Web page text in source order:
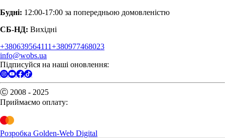
Будні: 12:00-17:00 за попередньою домовленістю
СБ-НД: Вихідні
+380639564111+380977468023
info@wobs.ua
Підписуйся на наші оновлення:
Ⓒ 2008 - 2025
Приймаємо оплату:
Розробка Golden-Web Digital